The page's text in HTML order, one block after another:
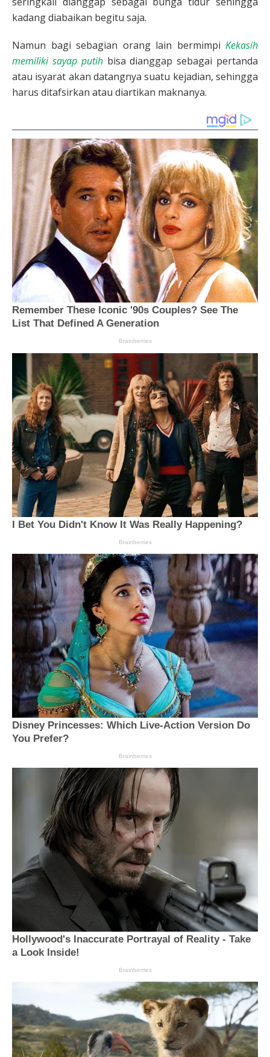
kadang diabaikan begitu saja.
Namun bagi sebagian orang lain bermimpi Kekasih
memiliki sayap putihbisa dianggap sebagai pertanda
atau isyarat akan datangnya suatu kejadian, sehingga
harus ditafsirkan atau diartikan maknanya.